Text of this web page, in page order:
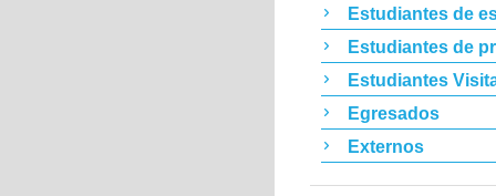
Estudiantes de
Estudiantes de
Estudiantes
Egresados
Externos